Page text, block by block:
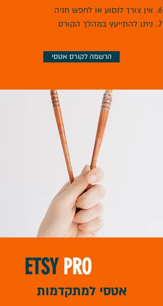
אין צורך לנסוע או לחפש חניה
ניתן להתייעץ במהלך הקורס
הרשמה לקורס אטסי
ETSY PRO
אטסי למתקדמות